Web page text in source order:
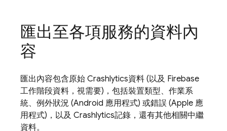
匯出至各項服務的資料內
容
匯出內容包含原始 Crashlytics資料 (以及 Firebase
工作階段資料，視需要)，包括裝置類型、作業系
統、例外狀況 (Android 應用程式) 或錯誤 (Apple 應
用程式)，以及 Crashlytics記錄，還有其他相關中繼
資料。